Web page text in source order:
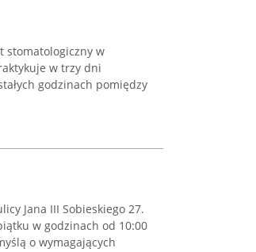
stomatologiczny w
w trzy dni
godzinach pomiędzy
Jana III Sobieskiego 27.
w godzinach od 10:00
o wymagających